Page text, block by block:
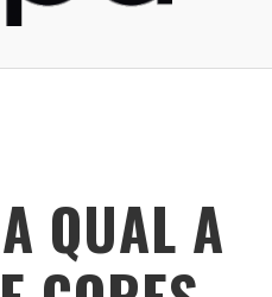
QUAL A